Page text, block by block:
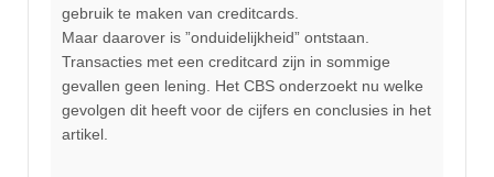
gebruik te maken van creditcards.
Maar daarover is ”onduidelijkheid” ontstaan.
Transacties met een creditcard zijn in sommige
gevallen geen lening. Het CBS onderzoekt nu welke
gevolgen dit heeft voor de cijfers en conclusies in het
artikel.